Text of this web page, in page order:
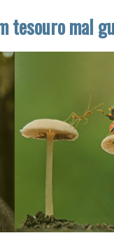
distintiva do planeta
bactérias até às
de uma baleia azul.